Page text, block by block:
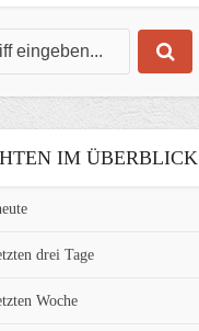
IM ÜBERBLICK
drei Tage
Woche